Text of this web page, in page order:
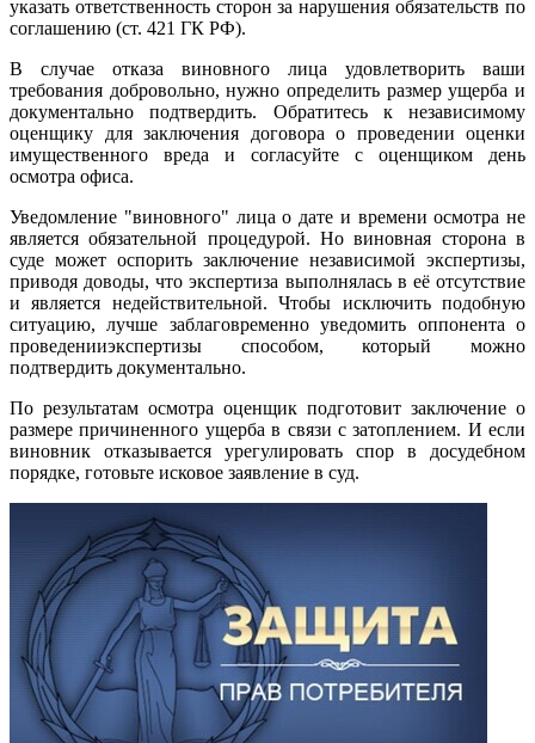
указать ответственность сторон за нарушения обязательств по
соглашению (ст. 421 ГК РФ).
В случае отказа виновного лица удовлетворить ваши
требования добровольно, нужно определить размер ущерба и
документально подтвердить. Обратитесь к независимому
оценщику для заключения договора о проведении оценки
имущественного вреда и согласуйте с оценщиком день
осмотра офиса.
Уведомление "виновного" лица о дате и времени осмотра не
является обязательной процедурой. Но виновная сторона в
суде может оспорить заключение независимой экспертизы,
приводя доводы, что экспертиза выполнялась в её отсутствие
и является недействительной. Чтобы исключить подобную
ситуацию, лучше заблаговременно уведомить оппонента о
проведенииэкспертизы способом, который можно
подтвердить документально.
По результатам осмотра оценщик подготовит заключение о
размере причиненного ущерба в связи с затоплением. И если
виновник отказывается урегулировать спор в досудебном
порядке, готовьте исковое заявление в суд.